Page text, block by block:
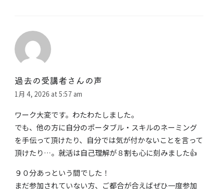
過去の受講者さんの声
1月 4, 2026 at 5:57 am
ワーク大変です。わたわたしました。
でも、他の方に自分のポータブル・スキルのネーミング
を手伝って頂けたり、自分では気が付かないことを言って
頂けたり…。就活は自己理解が８割も心に刻みました👍
９０分あっという間でした！
まだ参加されていない方、ご都合が合えばぜひ一度参加